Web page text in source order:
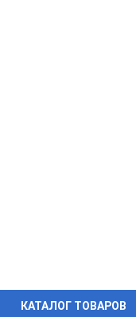
КАТАЛОГ ТОВАРОВ